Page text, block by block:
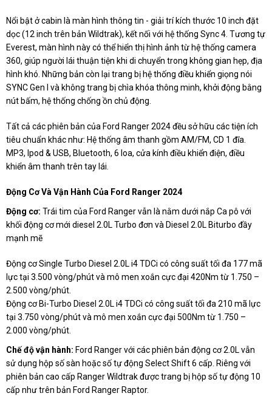
Nổi bật ở cabin là màn hình thông tin - giải trí kích thước 10 inch đặt
dọc (12 inch trên bản Wildtrak), kết nối với hệ thống Sync 4. Tương tự
Everest, màn hình này có thể hiển thị hình ảnh từ hệ thống camera
360, giúp người lái thuận tiện khi di chuyển trong không gian hẹp, địa
hình khó. Những bản còn lại trang bị hệ thống điều khiển giọng nói
SYNC Gen I và không trang bị chìa khóa thông minh, khởi động bằng
nút bấm, hệ thống chống ồn chủ động.
Tất cả các phiên bản của Ford Ranger 2024 đều sở hữu các tiện ích
tiêu chuẩn khác như: Hệ thống âm thanh gồm AM/FM, CD 1 đĩa.
MP3, Ipod & USB, Bluetooth, 6 loa, cửa kính điều khiển điện, điều
khiển âm thanh trên tay lái.
Động Cơ Và Vận Hành Của Ford Ranger 2024
Động cơ: Trái tim của Ford Ranger vẫn là nằm dưới nắp Ca pô với
khối động cơ mới diesel 2.0L Turbo đơn và Diesel 2.0L Biturbo đầy
mạnh mẽ
Động cơ Single Turbo Diesel 2.0L i4 TDCi có công suất tối đa 177 mã
lực tại 3.500 vòng/phút và mô men xoắn cực đại 420Nm từ 1.750 –
2.500 vòng/phút.
Động cơ Bi-Turbo Diesel 2.0L i4 TDCi có công suất tối đa 210 mã lực
tại 3.750 vòng/phút và mô men xoắn cực đại 500Nm từ 1.750 –
2.000 vòng/phút.
Chế độ vận hành: Ford Ranger với các phiên bản động cơ 2.0L vẫn
sử dụng hộp số sàn hoặc số tự động Select Shift 6 cấp. Riêng với
phiên bản cao cấp Ranger Wildtrak được trang bị hộp số tự động 10
cấp như trên bản Ford Ranger Raptor.